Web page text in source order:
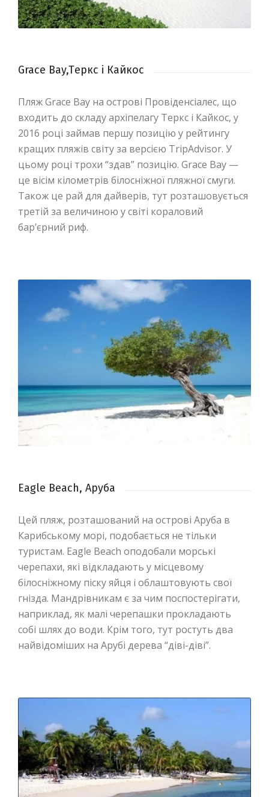
Grace Bay,Tеркс і Кайкос
Пляж Grace Bay на острові Провіденсіалес, що
входить до складу архіпелагу Теркс і Кайкос, у
2016 році займав першу позицію у рейтингу
кращих пляжів світу за версією TripAdvisor. У
цьому році трохи “здав” позицію. Grace Bay —
це вісім кілометрів білосніжної пляжної смуги.
Також це рай для дайверів, тут розташовується
третій за величиною у світі кораловий
бар’єрний риф.
Eagle Beach, Аруба
Цей пляж, розташований на острові Аруба в
Карибському морі, подобається не тільки
туристам. Eagle Beach оподобали морські
черепахи, які відкладають у місцевому
білосніжному піску яйця і облаштовують свої
гнізда. Мандрівникам є за чим поспостерігати,
наприклад, як малі черепашки прокладають
собі шлях до води. Крім того, тут ростуть два
найвідоміших на Арубі дерева “діві-діві”.